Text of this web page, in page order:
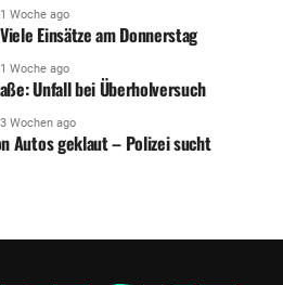
1 Woche ago
Einsätze am Donnerstag
1 Woche ago
Unfall bei Überholversuch
3 Wochen ago
Autos geklaut – Polizei sucht